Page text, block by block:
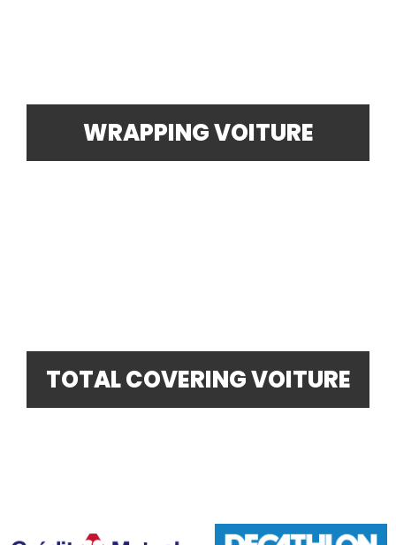
WRAPPING VOITURE
TOTAL COVERING VOITURE